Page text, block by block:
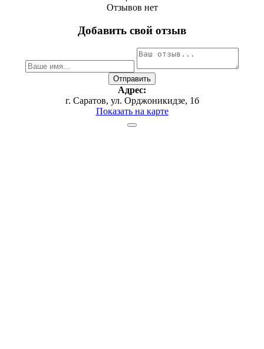
Отзывов нет
Добавить свой отзыв
Адрес:
г. Саратов, ул. Орджоникидзе, 1б
Показать на карте